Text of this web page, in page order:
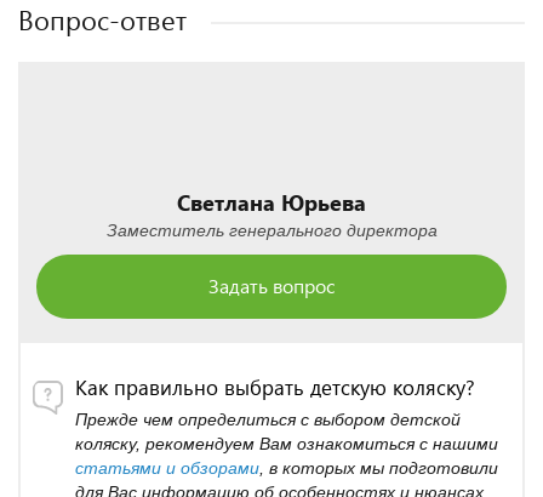
Вопрос-ответ
Светлана Юрьева
Заместитель генерального директора
Задать вопрос
Как правильно выбрать детскую коляску?
Прежде чем определиться с выбором детской
коляску, рекомендуем Вам ознакомиться с нашими
статьями и обзорами , в которых мы подготовили
для Вас информацию об особенностях и нюансах